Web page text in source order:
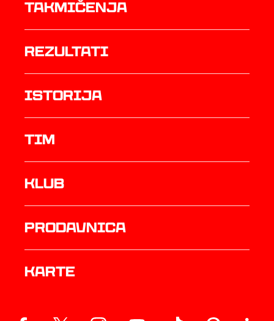
Takmičenja
rezultati
istorija
TIM
Klub
prodavnica
Karte